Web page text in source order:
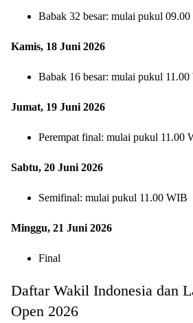
Babak 32 besar: mulai pukul
Kamis, 18 Juni 2026
Babak 16 besar: mulai pukul
Jumat, 19 Juni 2026
Perempat final: mulai pukul 11.00
Sabtu, 20 Juni 2026
Semifinal: mulai pukul 11.00 WIB
Minggu, 21 Juni 2026
Final
Daftar Wakil Indonesia dan
Open 2026